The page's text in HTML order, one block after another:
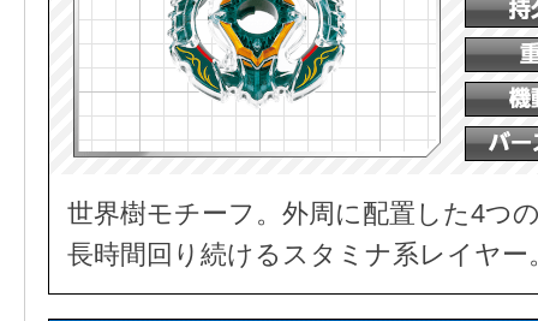
世界樹モチーフ。外周に配置した4つ
長時間回り続けるスタミナ系レイヤー